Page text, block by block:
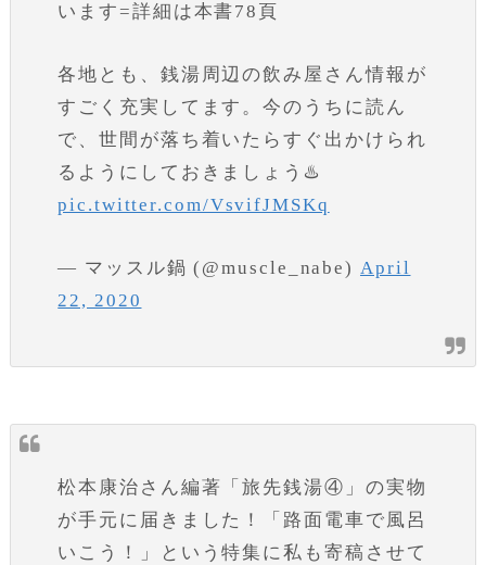
います=詳細は本書78頁
各地とも、銭湯周辺の飲み屋さん情報が
すごく充実してます。今のうちに読ん
で、世間が落ち着いたらすぐ出かけられ
るようにしておきましょう♨️
pic.twitter.com/VsvifJMSKq
— マッスル鍋 (@muscle_nabe) April
22, 2020
松本康治さん編著「旅先銭湯④」の実物
が手元に届きました！「路面電車で風呂
いこう！」という特集に私も寄稿させて